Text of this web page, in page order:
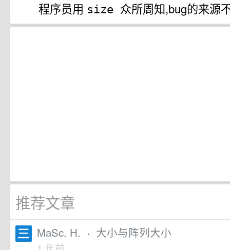
程序员用 size 众所周知,bug的来源
推荐文章
MaSc. H. · 大小与阵列大小